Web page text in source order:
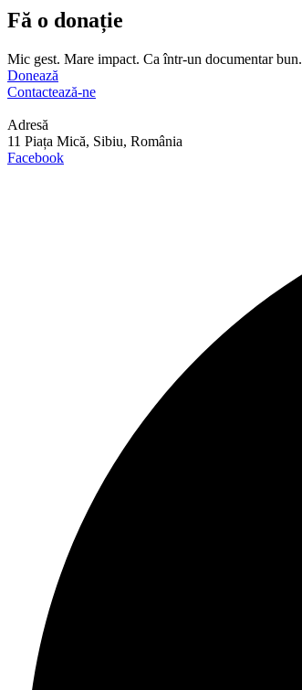
Fă o donație
Mic gest. Mare impact. Ca într-un documentar bun.
Donează
Contactează-ne
Adresă
11 Piața Mică, Sibiu, România
Facebook